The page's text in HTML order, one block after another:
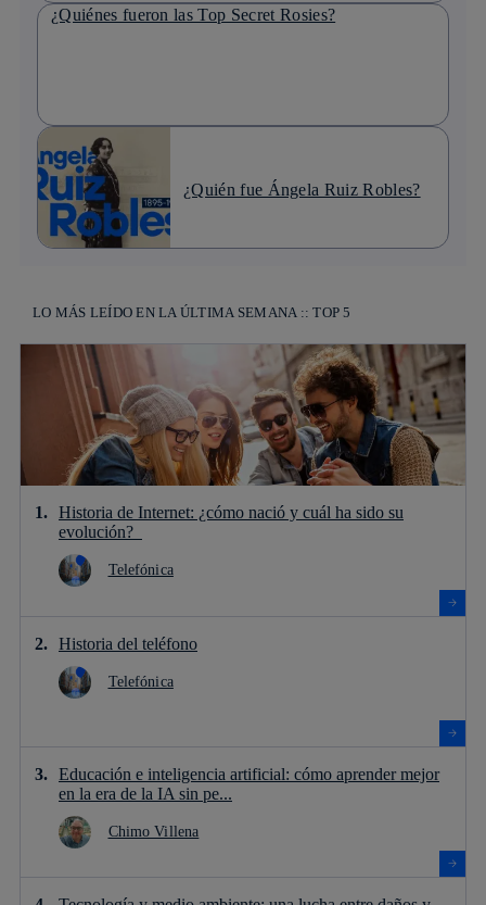
¿Quiénes fueron las Top Secret Rosies?
¿Quién fue Ángela Ruiz Robles?
LO MÁS LEÍDO EN LA ÚLTIMA SEMANA :: TOP 5
Historia de Internet: ¿cómo nació y cuál ha sido su
evolución?
Telefónica
Historia del teléfono
Telefónica
Educación e inteligencia artificial: cómo aprender mejor
en la era de la IA sin pe...
Chimo Villena